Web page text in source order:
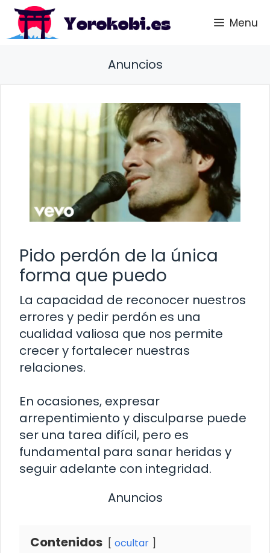
Saltar
contenido
Menu
Anuncios
Pido perdón de la única
forma que puedo
La capacidad de reconocer nuestros
errores y pedir perdón es una
cualidad valiosa que nos permite
crecer y fortalecer nuestras
relaciones.
En ocasiones, expresar
arrepentimiento y disculparse puede
ser una tarea difícil, pero es
fundamental para sanar heridas y
seguir adelante con integridad.
Anuncios
Contenidos ocultar